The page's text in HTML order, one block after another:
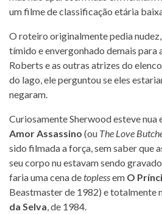
um filme de classificação etária
O roteiro originalmente pedia
tímido e envergonhado demais para
Roberts e as outras atrizes do
do lago, ele perguntou se eles
negaram.
Curiosamente Sherwood esteve nua
Amor Assassino (ou The Love
sido filmada a força, sem saber que
seu corpo nu estavam sendo
faria uma cena detoplessem O
Beastmaster de 1982) e totalmente
da Selva , de 1984.